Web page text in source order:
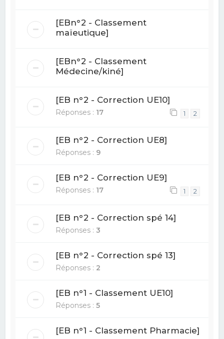
[EBn°2 - Classement
maïeutique]
[EBn°2 - Classement
Médecine/kiné]
[EB n°2 - Correction UE10]
Réponses : 17 1 2
[EB n°2 - Correction UE8]
Réponses : 9
[EB n°2 - Correction UE9]
Réponses : 17 1 2
[EB n°2 - Correction spé 14]
Réponses :3
[EB n°2 - Correction spé 13]
Réponses : 2
[EB n°1 - Classement UE10]
Réponses :5
[EB n°1 - Classement Pharmacie]